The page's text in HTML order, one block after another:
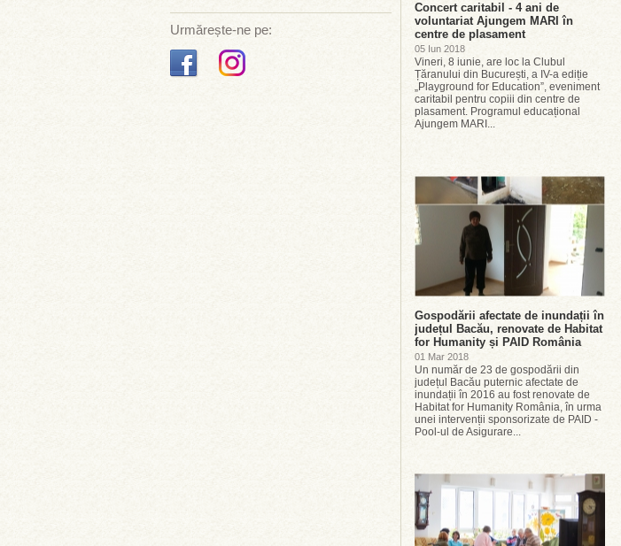
Urmărește-ne pe:
Concert caritabil - 4 ani de
voluntariat Ajungem MARI în
centre de plasament
05 Iun 2018
Vineri, 8 iunie, are loc la Clubul
Țăranului din București, a IV-a ediție
„Playground for Education”, eveniment
caritabil pentru copiii din centre de
plasament. Programul educațional
Ajungem MARI...
Gospodării afectate de inundații în
județul Bacău, renovate de Habitat
for Humanity și PAID România
01 Mar 2018
Un număr de 23 de gospodării din
județul Bacău puternic afectate de
inundații în 2016 au fost renovate de
Habitat for Humanity România, în urma
unei intervenții sponsorizate de PAID -
Pool-ul de Asigurare...